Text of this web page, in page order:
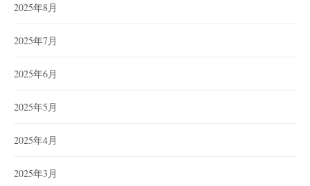
2025年8月
2025年7月
2025年6月
2025年5月
2025年4月
2025年3月